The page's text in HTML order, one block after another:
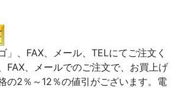
」、FAX、メール、TELにてご注文く
FAX、メールでのご注文で、お買上げ
の2％～12％の値引がございます。電